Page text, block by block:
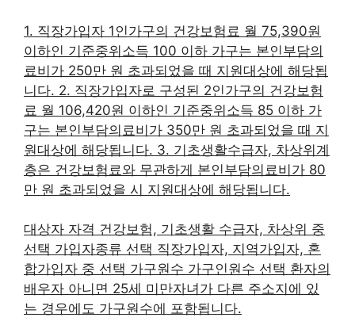
1. 직장가입자 1인가구의 건강보험료 월 75,390원
이하인 기준중위소득 100 이하 가구는 본인부담의
료비가 250만 원 초과되었을 때 지원대상에 해당됩
니다. 2. 직장가입자로 구성된 2인가구의 건강보험
료 월 106,420원 이하인 기준중위소득 85 이하 가
구는 본인부담의료비가 350만 원 초과되었을 때 지
원대상에 해당됩니다. 3. 기초생활수급자, 차상위계
층은 건강보험료와 무관하게 본인부담의료비가 80
만 원 초과되었을 시 지원대상에 해당됩니다.
대상자 자격 건강보험, 기초생활 수급자, 차상위 중
선택 가입자종류 선택 직장가입자, 지역가입자, 혼
합가입자 중 선택 가구원수 가구인원수 선택 환자의
배우자 아니면 25세 미만자녀가 다른 주소지에 있
는 경우에도 가구원수에 포함됩니다.